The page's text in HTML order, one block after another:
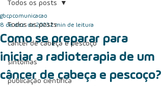
Todos os posts
câncer de cabeça e pescoço
sintomas
publicação científica
Todos os posts
Como se preparar para
iniciar a radioterapia de um
câncer de cabeça e pescoço?
gbcpcomunicacao
8 de dez. de 20232 min de leitura